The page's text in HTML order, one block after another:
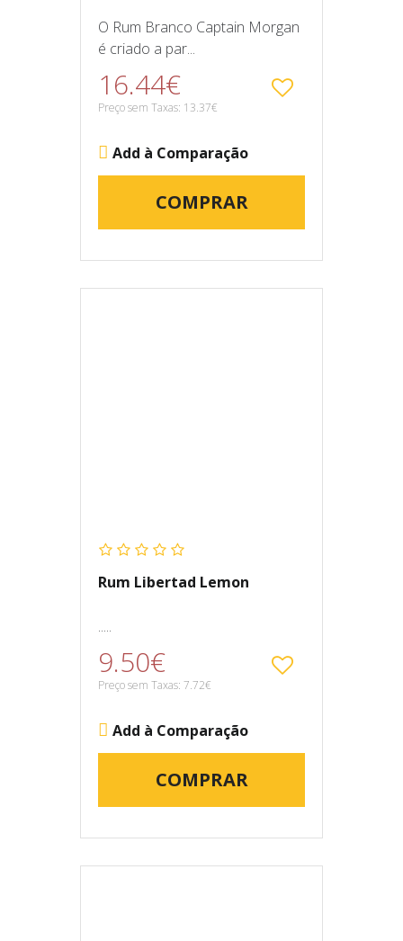
O Rum Branco Captain Morgan
é criado a par...
16.44€
Preço sem Taxas: 13.37€
Add à Comparação
COMPRAR
Rum Libertad Lemon
.....
9.50€
Preço sem Taxas: 7.72€
Add à Comparação
COMPRAR